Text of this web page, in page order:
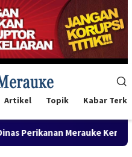
Artikel Topik Kabar
Budidaya Berkelanjutan